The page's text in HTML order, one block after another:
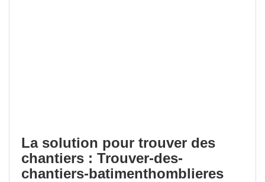
La solution pour trouver des
chantiers : Trouver-des-
chantiers-batimenthomblieres